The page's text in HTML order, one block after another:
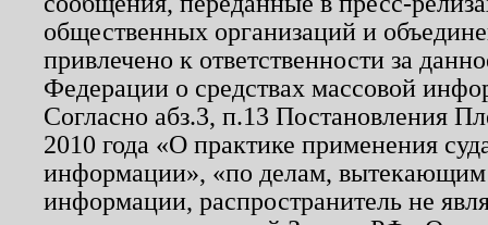
общественных организаций и
привлечено к ответственности за
Федерации о средствах массовой
Согласно абз.3, п.13 Постановления
2010 года «О практике применения
информации», «по делам, вытекающим
информации, распространитель не